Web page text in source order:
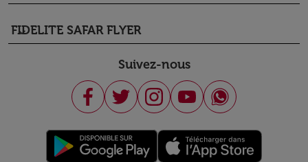
FIDELITE SAFAR FLYER
keyboard_arrow_down
Suivez-nous